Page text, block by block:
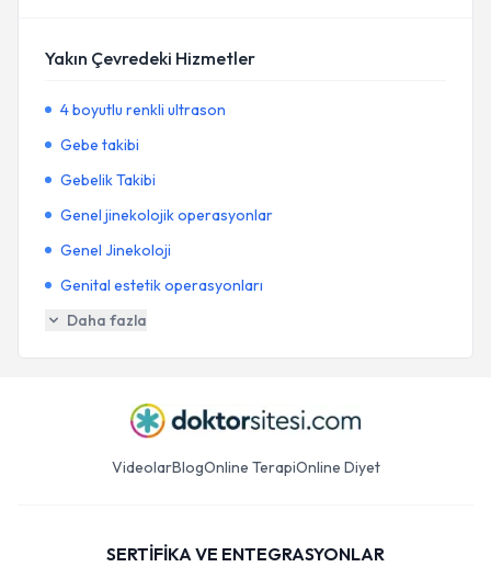
Yakın Çevredeki Hizmetler
4 boyutlu renkli ultrason
Gebe takibi
Gebelik Takibi
Genel jinekolojik operasyonlar
Genel Jinekoloji
Genital estetik operasyonları
Daha fazla
VideolarBlogOnline TerapiOnline Diyet
SERTİFİKA VE ENTEGRASYONLAR